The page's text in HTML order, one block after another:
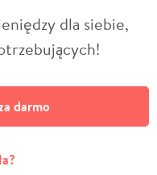
dla siebie,
darmo